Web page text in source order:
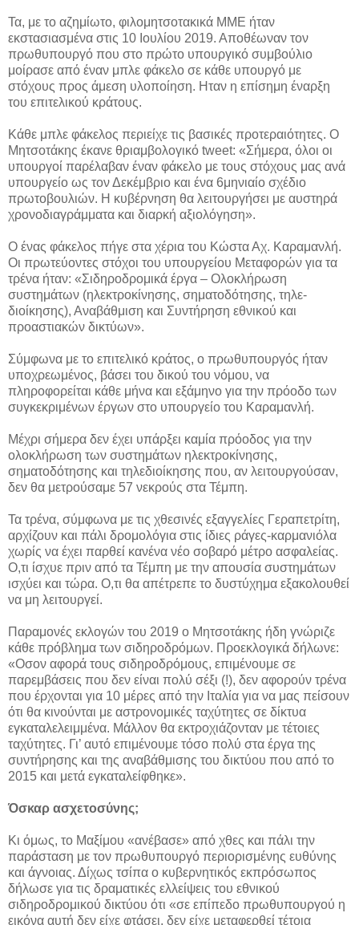
Τα, με το αζημίωτο, φιλομητσοτακικά ΜΜΕ ήταν
εκστασιασμένα στις 10 Ιουλίου 2019. Αποθέωναν τον
πρωθυπουργό που στο πρώτο υπουργικό συμβούλιο
μοίρασε από έναν μπλε φάκελο σε κάθε υπουργό με
στόχους προς άμεση υλοποίηση. Ηταν η επίσημη έναρξη
του επιτελικού κράτους.
Κάθε μπλε φάκελος περιείχε τις βασικές προτεραιότητες. Ο
Μητσοτάκης έκανε θριαμβολογικό tweet: «Σήμερα, όλοι οι
υπουργοί παρέλαβαν έναν φάκελο με τους στόχους μας ανά
υπουργείο ως τον Δεκέμβριο και ένα 6μηνιαίο σχέδιο
πρωτοβουλιών. Η κυβέρνηση θα λειτουργήσει με αυστηρά
χρονοδιαγράμματα και διαρκή αξιολόγηση».
Ο ένας φάκελος πήγε στα χέρια του Κώστα Αχ. Καραμανλή.
Οι πρωτεύοντες στόχοι του υπουργείου Μεταφορών για τα
τρένα ήταν: «Σιδηροδρομικά έργα – Ολοκλήρωση
συστημάτων (ηλεκτροκίνησης, σηματοδότησης, τηλε-
διοίκησης), Αναβάθμιση και Συντήρηση εθνικού και
προαστιακών δικτύων».
Σύμφωνα με το επιτελικό κράτος, ο πρωθυπουργός ήταν
υποχρεωμένος, βάσει του δικού του νόμου, να
πληροφορείται κάθε μήνα και εξάμηνο για την πρόοδο των
συγκεκριμένων έργων στο υπουργείο του Καραμανλή.
Μέχρι σήμερα δεν έχει υπάρξει καμία πρόοδος για την
ολοκλήρωση των συστημάτων ηλεκτροκίνησης,
σηματοδότησης και τηλεδιοίκησης που, αν λειτουργούσαν,
δεν θα μετρούσαμε 57 νεκρούς στα Τέμπη.
Τα τρένα, σύμφωνα με τις χθεσινές εξαγγελίες Γεραπετρίτη,
αρχίζουν και πάλι δρομολόγια στις ίδιες ράγες-καρμανιόλα
χωρίς να έχει παρθεί κανένα νέο σοβαρό μέτρο ασφαλείας.
Ο,τι ίσχυε πριν από τα Τέμπη με την απουσία συστημάτων
ισχύει και τώρα. Ο,τι θα απέτρεπε το δυστύχημα εξακολουθεί
να μη λειτουργεί.
Παραμονές εκλογών του 2019 ο Μητσοτάκης ήδη γνώριζε
κάθε πρόβλημα των σιδηροδρόμων. Προεκλογικά δήλωνε:
«Οσον αφορά τους σιδηροδρόμους, επιμένουμε σε
παρεμβάσεις που δεν είναι πολύ σέξι (!), δεν αφορούν τρένα
που έρχονται για 10 μέρες από την Ιταλία για να μας πείσουν
ότι θα κινούνται με αστρονομικές ταχύτητες σε δίκτυα
εγκαταλελειμμένα. Μάλλον θα εκτροχιάζονταν με τέτοιες
ταχύτητες. Γι’ αυτό επιμένουμε τόσο πολύ στα έργα της
συντήρησης και της αναβάθμισης του δικτύου που από το
2015 και μετά εγκαταλείφθηκε».
Όσκαρ ασχετοσύνης;
Κι όμως, το Μαξίμου «ανέβασε» από χθες και πάλι την
παράσταση με τον πρωθυπουργό περιορισμένης ευθύνης
και άγνοιας. Δίχως τσίπα ο κυβερνητικός εκπρόσωπος
δήλωσε για τις δραματικές ελλείψεις του εθνικού
σιδηροδρομικού δικτύου ότι «σε επίπεδο πρωθυπουργού η
εικόνα αυτή δεν είχε φτάσει, δεν είχε μεταφερθεί τέτοια